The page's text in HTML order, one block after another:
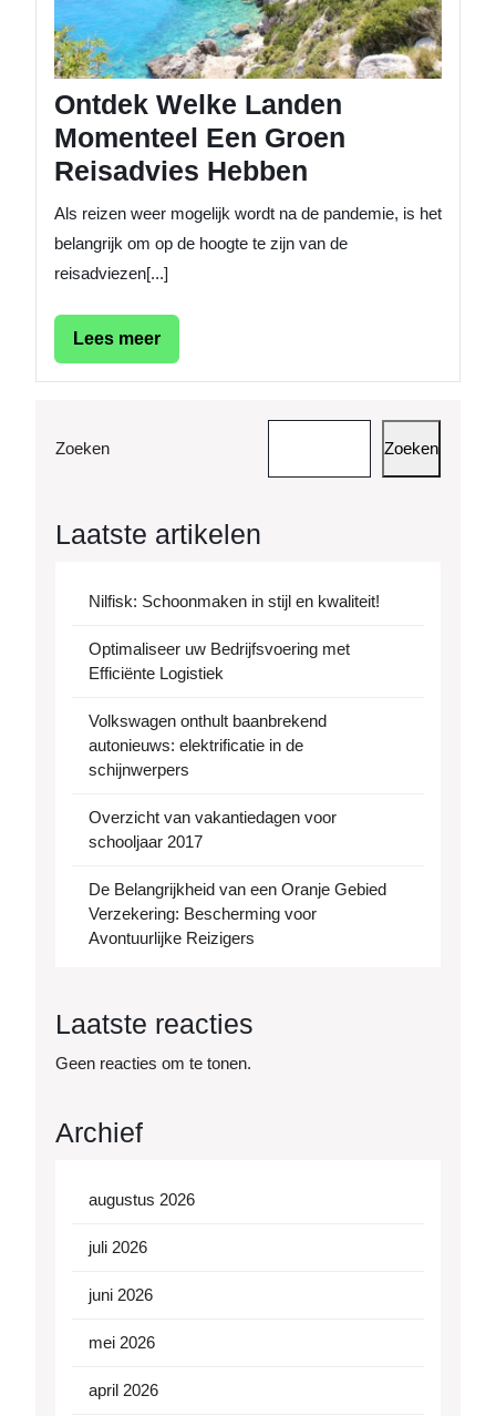
Ontdek Welke Landen
Momenteel Een Groen
Reisadvies Hebben
Als reizen weer mogelijk wordt na de pandemie, is het
belangrijk om op de hoogte te zijn van de
reisadviezen[...]
Lees meerLees
meer
Zoeken Zoeken
Laatste artikelen
Nilfisk: Schoonmaken in stijl en kwaliteit!
Optimaliseer uw Bedrijfsvoering met
Efficiënte Logistiek
Volkswagen onthult baanbrekend
autonieuws: elektrificatie in de
schijnwerpers
Overzicht van vakantiedagen voor
schooljaar 2017
De Belangrijkheid van een Oranje Gebied
Verzekering: Bescherming voor
Avontuurlijke Reizigers
Laatste reacties
Geen reacties om te tonen.
Archief
augustus 2026
juli 2026
juni 2026
mei 2026
april 2026